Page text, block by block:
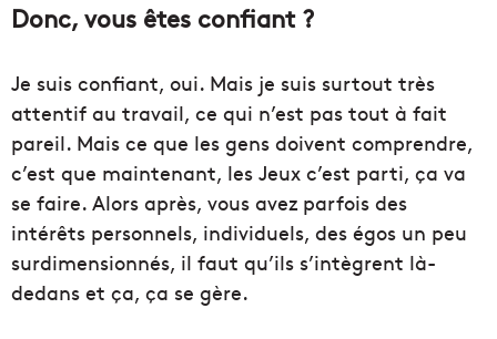
Donc, vous êtes confiant ?
Je suis confiant, oui. Mais je suis surtout très
attentif au travail, ce qui n’est pas tout à fait
pareil. Mais ce que les gens doivent comprendre,
c’est que maintenant, les Jeux c’est parti, ça va
se faire. Alors après, vous avez parfois des
intérêts personnels, individuels, des égos un peu
surdimensionnés, il faut qu’ils s’intègrent là-
dedans et ça, ça se gère.